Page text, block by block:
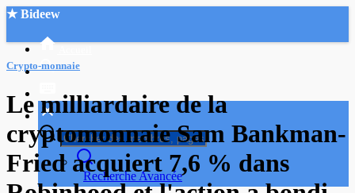
★ Bideew
Recherche Avancée
Crypto-monnaie
Le milliardaire de la
cryptomonnaie Sam Bankman-
Fried acquiert 7,6 % dans